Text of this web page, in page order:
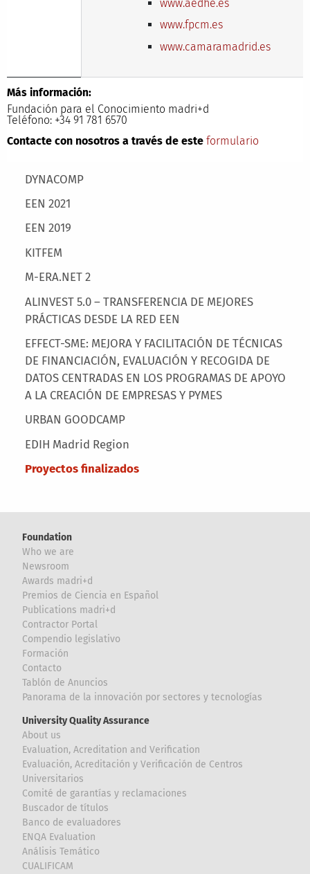
Main menu
DYNACOMP
EEN 2021
EEN 2019
KITFEM
M-ERA.NET 2
ALINVEST 5.0 – TRANSFERENCIA DE MEJORES
PRÁCTICAS DESDE LA RED EEN
EFFECT-SME: MEJORA Y FACILITACIÓN DE TÉCNICAS
DE FINANCIACIÓN, EVALUACIÓN Y RECOGIDA DE
DATOS CENTRADAS EN LOS PROGRAMAS DE APOYO
A LA CREACIÓN DE EMPRESAS Y PYMES
URBAN GOODCAMP
EDIH Madrid Region
Proyectos finalizados
www.aedhe.es
www.fpcm.es
www.camaramadrid.es
Más información:
Fundación para el Conocimiento madri+d
Teléfono: +34 91 781 6570
Contacte con nosotros a través de este formulario
Foundation
Who we are
Newsroom
Awards madri+d
Premios de Ciencia en Español
Publications madri+d
Contractor Portal
Compendio legislativo
Formación
Contacto
Tablón de Anuncios
Panorama de la innovación por sectores y tecnologías
University Quality Assurance
About us
Evaluation, Acreditation and Verification
Evaluación, Acreditación y Verificación de Centros
Universitarios
Comité de garantías y reclamaciones
Buscador de títulos
Banco de evaluadores
ENQA Evaluation
Análisis Temático
CUALIFICAM